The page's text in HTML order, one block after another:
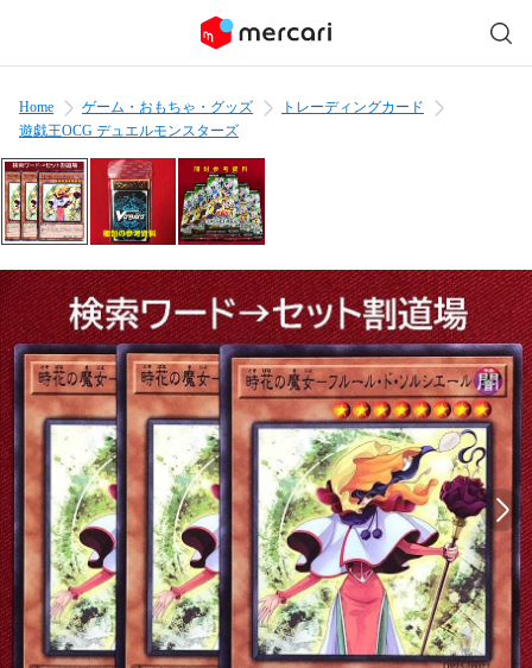
Home ゲーム・おもちゃ・グッズ
トレーディングカード
遊戯王OCG デュエルモンスターズ